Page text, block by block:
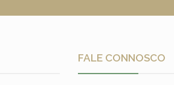
FALE CONNOSCO